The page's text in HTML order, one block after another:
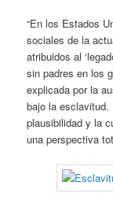
“En los Estados
sociales de la
atribuidos al
sin padres en los
explicada por la
bajo la
plausibilidad y la
una perspectiva